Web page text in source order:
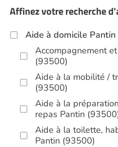
Affinez votre recherche
Aide à domicile
Accompagnement
(93500)
Aide à la mobilité /
(93500)
Aide à la
repas Pantin
Aide à la toilette,
Pantin (93500)